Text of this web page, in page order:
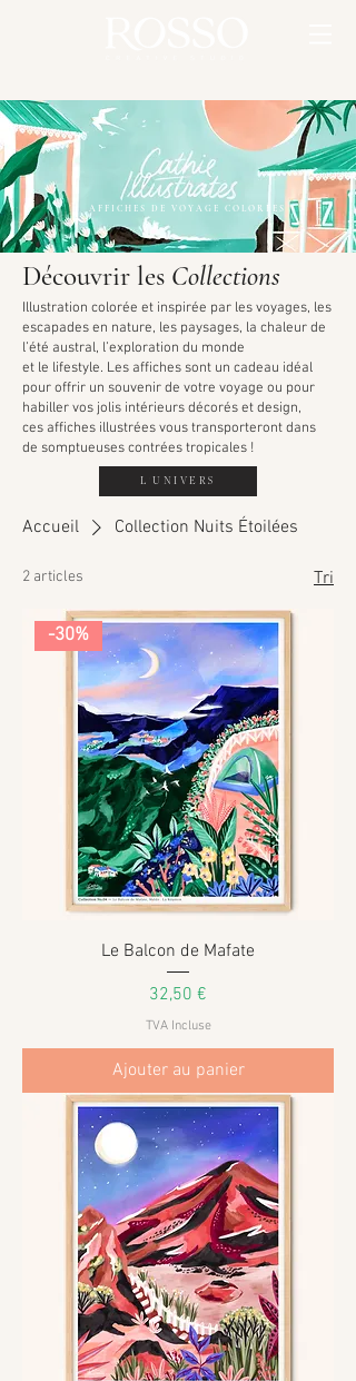
AFFICHES DE VOYAGE COLORÉES
Découvrir les Collections
Illustration colorée et inspirée par les voyages, les
escapades en nature, les paysages, la chaleur de
l’été austral, l’exploration du monde
et le lifestyle. Les affiches sont un cadeau idéal
pour offrir un souvenir de votre voyage ou pour
habiller vos jolis intérieurs décorés et design,
ces affiches illustrées vous transporteront dans
de somptueuses contrées tropicales !
L'UNIVERS
Accueil Collection Nuits Étoilées
2 articles Tri
-30%
Le Balcon de Mafate
Prix
32,50 €
TVA Incluse
Ajouter au panier